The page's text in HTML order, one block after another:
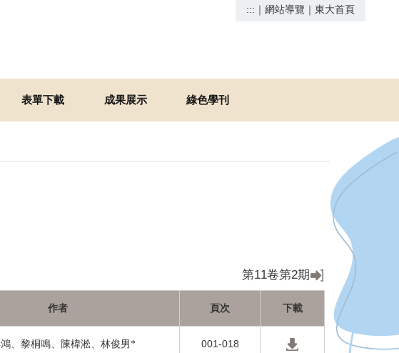
::: ｜ 網站導覽 ｜ 東大首頁
表單下載 成果展示 綠色學刊
第11卷第2期
作者 頁次 下載
、黎桐鳴、陳椲淞、林俊男* 001-018